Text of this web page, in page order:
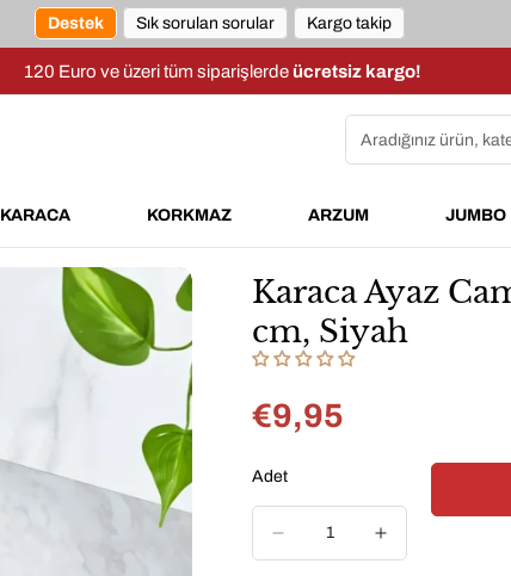
Destek Sık sorulan sorular Kargo takip
120 Euro ve üzeri tüm siparişlerde ücretsiz kargo!
Aradığınız ürün,
KARACA KORKMAZ ARZUM JUMBO
Karaca Ayaz
cm, Siyah
Normal
€9,95
Adet